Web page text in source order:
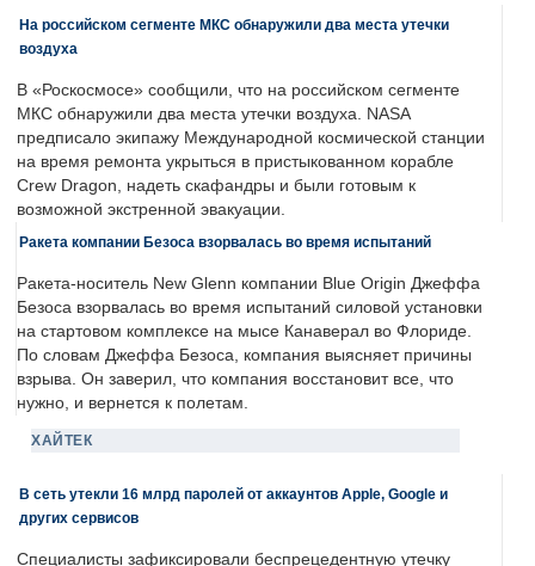
На российском сегменте МКС обнаружили два места утечки
воздуха
В «Роскосмосе» сообщили, что на российском сегменте
МКС обнаружили два места утечки воздуха. NASA
предписало экипажу Международной космической станции
на время ремонта укрыться в пристыкованном корабле
Crew Dragon, надеть скафандры и были готовым к
возможной экстренной эвакуации.
Ракета компании Безоса взорвалась во время испытаний
Ракета-носитель New Glenn компании Blue Origin Джеффа
Безоса взорвалась во время испытаний силовой установки
на стартовом комплексе на мысе Канаверал во Флориде.
По словам Джеффа Безоса, компания выясняет причины
взрыва. Он заверил, что компания восстановит все, что
нужно, и вернется к полетам.
ХАЙТЕК
В сеть утекли 16 млрд паролей от аккаунтов Apple, Google и
других сервисов
Специалисты зафиксировали беспрецедентную утечку